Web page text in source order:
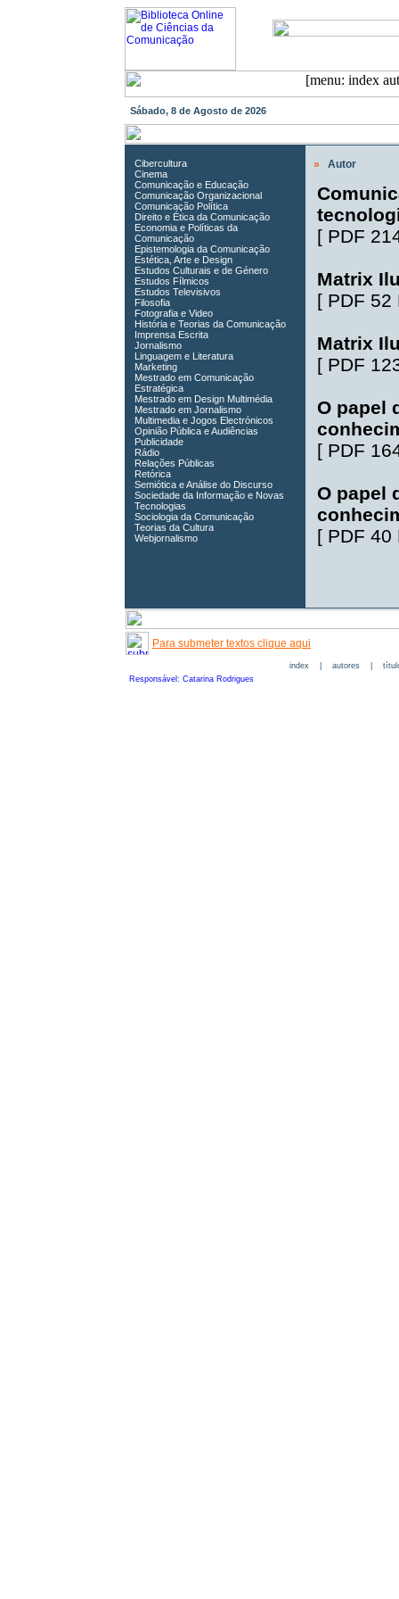
Sábado, 8 de Agosto de 2026
Cibercultura
Cinema
Comunicação e Educação
Comunicação Organizacional
Comunicação Política
Direito e Ética da Comunicação
Economia e Políticas da
Comunicação
Epistemologia da Comunicação
Estética, Arte e Design
Estudos Culturais e de Género
Estudos Fílmicos
Estudos Televisivos
Filosofia
Fotografia e Video
História e Teorias da Comunicação
Imprensa Escrita
Jornalismo
Linguagem e Literatura
Marketing
Mestrado em Comunicação
Estratégica
Mestrado em Design Multimédia
Mestrado em Jornalismo
Multimedia e Jogos Electrónicos
Opinião Pública e Audiências
Publicidade
Rádio
Relações Públicas
Retórica
Semiótica e Análise do Discurso
Sociedade da Informação e Novas
Tecnologias
Sociologia da Comunicação
Teorias da Cultura
Webjornalismo
» Autor
[ PDF
Matrix
[ PDF 52
Matrix
[ PDF
O papel
[ PDF
O papel
[ PDF 40
Para submeter textos clique aqui
index| autores|